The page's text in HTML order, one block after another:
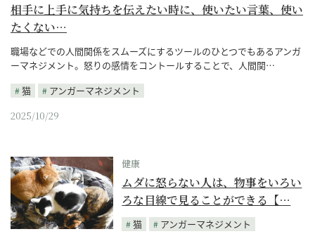
相手に上手に気持ちを伝えたい時に、使いたい言葉、使い
たくない…
職場などでの人間関係をスムーズにするツールのひとつでもあるアンガ
ーマネジメント。怒りの感情をコントールすることで、人間関…
猫
アンガーマネジメント
2025/10/29
健康
ムダに怒らない人は、物事をいろい
ろな目線で見ることができる【…
猫
アンガーマネジメント